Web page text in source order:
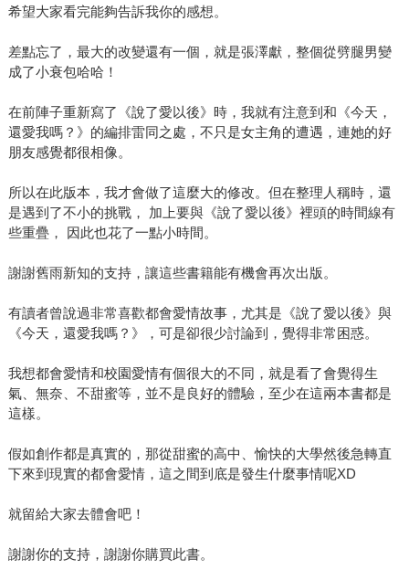
希望大家看完能夠告訴我你的感想。
差點忘了，最大的改變還有一個，就是張澤獻，整個從劈腿男變
成了小衰包哈哈！
在前陣子重新寫了《說了愛以後》時，我就有注意到和《今天，
還愛我嗎？》的編排雷同之處，不只是女主角的遭遇，連她的好
朋友感覺都很相像。
所以在此版本，我才會做了這麼大的修改。但在整理人稱時，還
是遇到了不小的挑戰， 加上要與《說了愛以後》裡頭的時間線有
些重疊， 因此也花了一點小時間。
謝謝舊雨新知的支持，讓這些書籍能有機會再次出版。
有讀者曾說過非常喜歡都會愛情故事，尤其是《說了愛以後》與
《今天，還愛我嗎？》，可是卻很少討論到，覺得非常困惑。
我想都會愛情和校園愛情有個很大的不同，就是看了會覺得生
氣、無奈、不甜蜜等，並不是良好的體驗，至少在這兩本書都是
這樣。
假如創作都是真實的，那從甜蜜的高中、愉快的大學然後急轉直
下來到現實的都會愛情，這之間到底是發生什麼事情呢XD
就留給大家去體會吧！
謝謝你的支持，謝謝你購買此書。